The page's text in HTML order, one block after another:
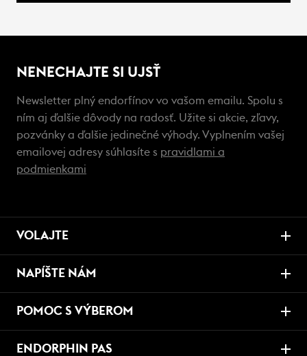
NENECHAJTE SI UJSŤ
Newsletter plný endorfínov vo vašom emailu. Spolu s
ním aj ďalšie dôvody na radosť. Užite si akcie, zľavy,
pozvánky a ďalšie jedinečné výhody. Vyplnením vašej
emailovej adresy súhlasíte s pravidlami a
podmienkami
VOLAJTE
NAPÍŠTE NÁM
POMOC S VÝBEROM
ENDORPHIN PAS